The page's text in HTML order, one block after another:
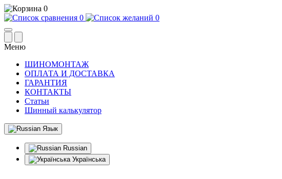
0
0
0
Меню
ШИНОМОНТАЖ
ОПЛАТА И ДОСТАВКА
ГАРАНТИЯ
КОНТАКТЫ
Статьи
Шинный калькулятор
Язык
Russian
Українська